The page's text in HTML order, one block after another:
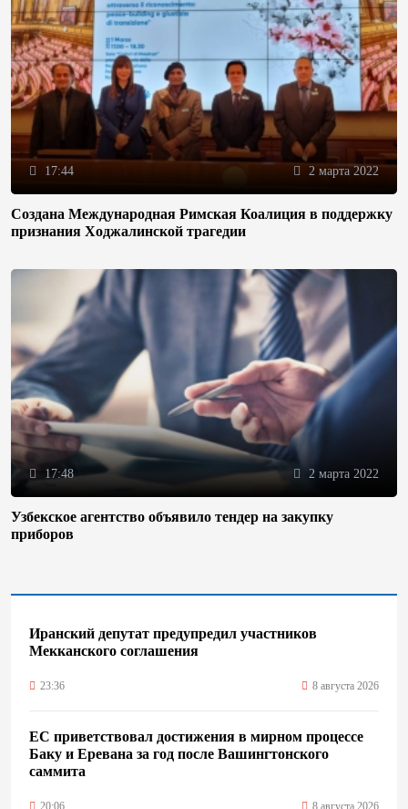
17:44 2 марта 2022
Создана Международная Римская Коалиция в поддержку
признания Ходжалинской трагедии
17:48 2 марта 2022
Узбекское агентство объявило тендер на закупку
приборов
Иранский депутат предупредил участников
Мекканского соглашения
23:36 8 августа 2026
ЕС приветствовал достижения в мирном процессе
Баку и Еревана за год после Вашингтонского
саммита